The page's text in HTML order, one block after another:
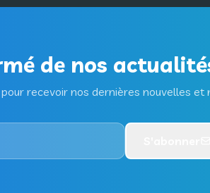
de nos
recevoir nos dernières nouvelles et